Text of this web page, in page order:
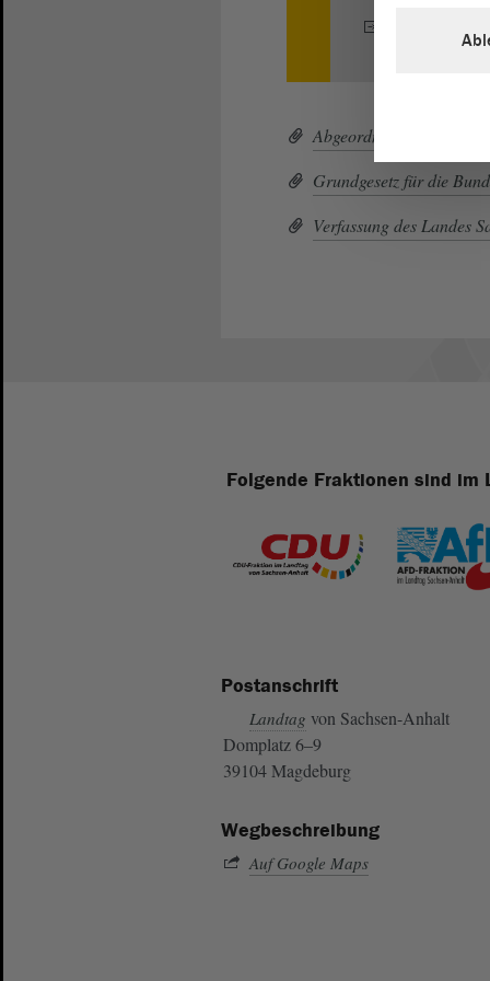
Abgeordnetengesetz
Grundgesetz für die
Verfassung des Landes
Folgende Fraktionen sind im
Postanschrift
Landtag von Sachsen-Anhalt
Domplatz 6–9
39104 Magdeburg
Wegbeschreibung
Auf Google Maps